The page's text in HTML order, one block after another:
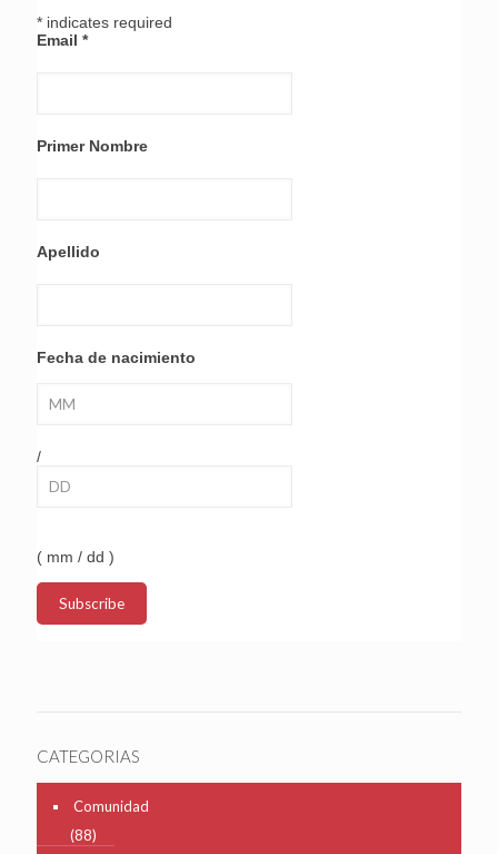
* indicates required
Email *
Primer Nombre
Apellido
Fecha de nacimiento
/
( mm / dd )
CATEGORIAS
Comunidad
(88)